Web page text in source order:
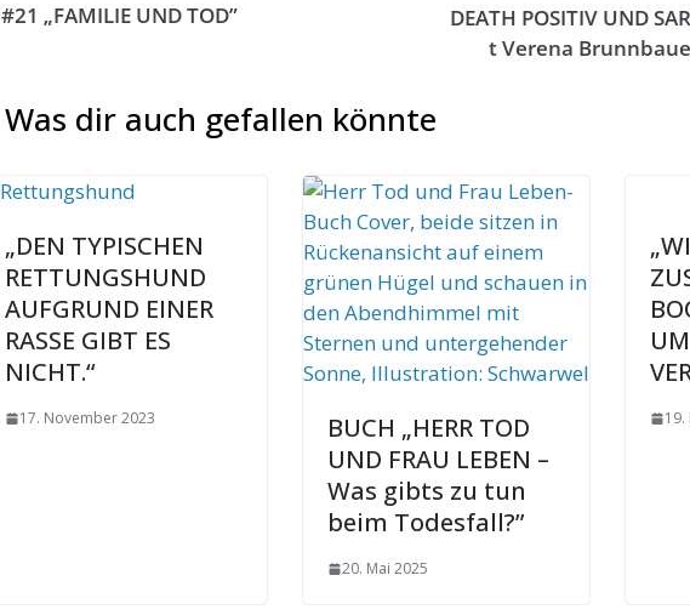
#21 „FAMILIE UND TOD”
DEATH POSITIV UND
t Verena
Was dir auch gefallen könnte
„DEN TYPISCHEN
RETTUNGSHUND
AUFGRUND EINER
RASSE GIBT ES
NICHT.“
17. November 2023
BUCH „HERR TOD
UND FRAU LEBEN –
Was gibts zu tun
beim Todesfall?”
20. Mai 2025